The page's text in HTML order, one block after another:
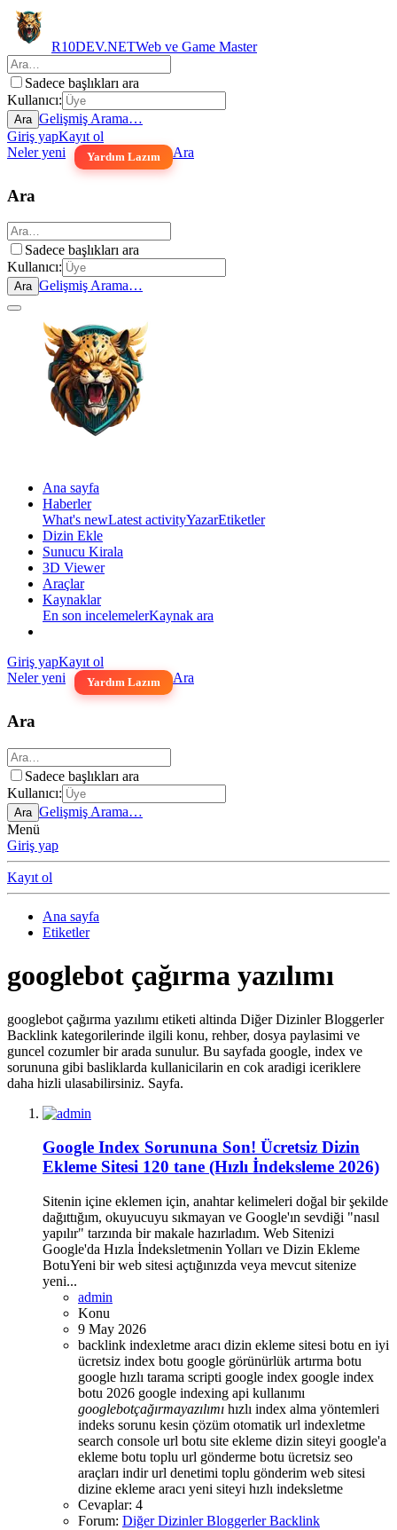
R10DEV.NETWeb ve Game Master
Sadece başlıkları ara
Kullanıcı:
Ara Gelişmiş Arama…
Giriş yapKayıt ol
Neler yeni
Yardım Lazım Ara
Ara
Sadece başlıkları ara
Kullanıcı:
Ara Gelişmiş Arama…
Ana sayfa
Haberler
What's newLatest activityYazarEtiketler
Dizin Ekle
Sunucu Kirala
3D Viewer
Araçlar
Kaynaklar
En son incelemelerKaynak ara
Giriş yapKayıt ol
Neler yeni
Yardım Lazım Ara
Ara
Sadece başlıkları ara
Kullanıcı:
Ara Gelişmiş Arama…
Menü
Giriş yap
Kayıt ol
Ana sayfa
Etiketler
googlebot çağırma yazılımı
googlebot çağırma yazılımı etiketi altinda Diğer Dizinler Bloggerler
Backlink kategorilerinde ilgili konu, rehber, dosya paylasimi ve
guncel cozumler bir arada sunulur. Bu sayfada google, index ve
sorununa gibi basliklarda kullanicilarin en cok aradigi iceriklere
daha hizli ulasabilirsiniz. Sayfa.
Google Index Sorununa Son! Ücretsiz Dizin
Ekleme Sitesi 120 tane (Hızlı İndeksleme 2026)
Sitenin içine eklemen için, anahtar kelimeleri doğal bir şekilde
dağıttığım, okuyucuyu sıkmayan ve Google'ın sevdiği "nasıl
yapılır" tarzında bir makale hazırladım. Web Sitenizi
Google'da Hızla İndeksletmenin Yolları ve Dizin Ekleme
BotuYeni bir web sitesi açtığınızda veya mevcut sitenize
yeni...
admin
Konu
9 May 2026
backlink indexletme aracı dizin ekleme sitesi botu en iyi
ücretsiz index botu google görünürlük artırma botu
google hızlı tarama scripti google index google index
botu 2026 google indexing api kullanımı
googlebotçağırmayazılımı hızlı index alma yöntemleri
indeks sorunu kesin çözüm otomatik url indexletme
search console url botu site ekleme dizin siteyi google'a
ekleme botu toplu url gönderme botu ücretsiz seo
araçları indirurl denetimi toplu gönderim web sitesi
dizine ekleme aracı yeni siteyi hızlı indeksletme
Cevaplar: 4
Forum: Diğer Dizinler Bloggerler Backlink